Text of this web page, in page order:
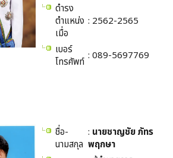
ดำรง
ตำแหน่ง
เมื่อ
: 2562-2565
เบอร์
โทรศัพท์ : 089-5697769
ชื่อ-
นามสกุล
: นายชาญชัย ภัทร
พฤกษา